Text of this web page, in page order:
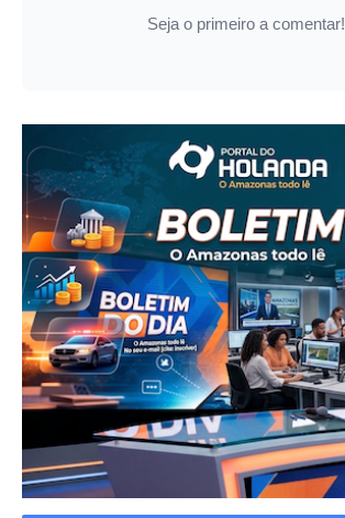
Seja o primeiro a comentar!